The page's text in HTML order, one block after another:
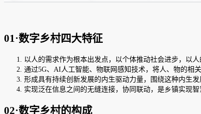
01·数字乡村四大特征
以人的需求作为根本出发点，以个体推动社会进步，以
通过5G、AI人工智能、物联网感知技术，将人、物的相
形成具有持续创新发展的内生驱动力量，围绕这种内生
实现泛在信息之间的无缝连接，协同联动，是乡镇实现
02·数字乡村的构成